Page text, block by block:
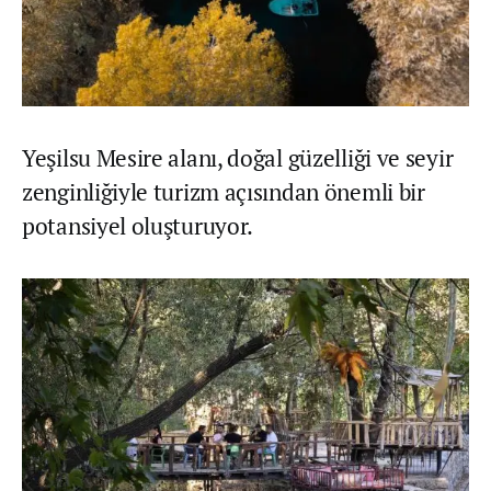
Yeşilsu Mesire alanı, doğal güzelliği ve seyir
zenginliğiyle turizm açısından önemli bir
potansiyel oluşturuyor.